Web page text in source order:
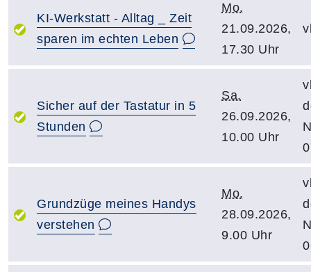
KI-Werkstatt - Alltag _ Zeit
sparen im echten Leben
Mo.
21.09.2026,
17.30 Uhr
Sicher auf der Tastatur in 5
Stunden
Sa.
26.09.2026,
10.00 Uhr
Grundzüge meines Handys
verstehen
Mo.
28.09.2026,
9.00 Uhr